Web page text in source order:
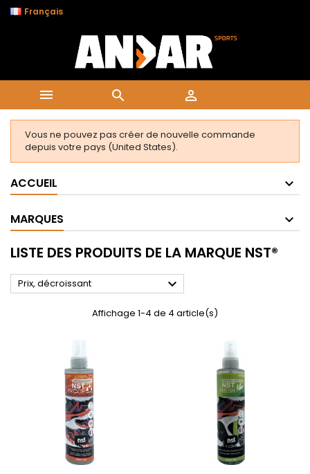
Français
  
Vous ne pouvez pas créer de nouvelle commande
depuis votre pays (United States).
ACCUEIL
MARQUES
LISTE DES PRODUITS DE LA MARQUE NST®
Prix, décroissant 
Affichage 1-4 de 4 article(s)